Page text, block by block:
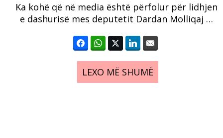
Ka kohë që në media është përfolur për lidhjen
e dashurisë mes deputetit Dardan Molliqaj …
LEXO MË SHUMË